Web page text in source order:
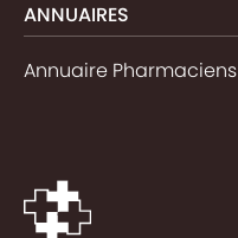
ANNUAIRES
Annuaire Pharmaciens